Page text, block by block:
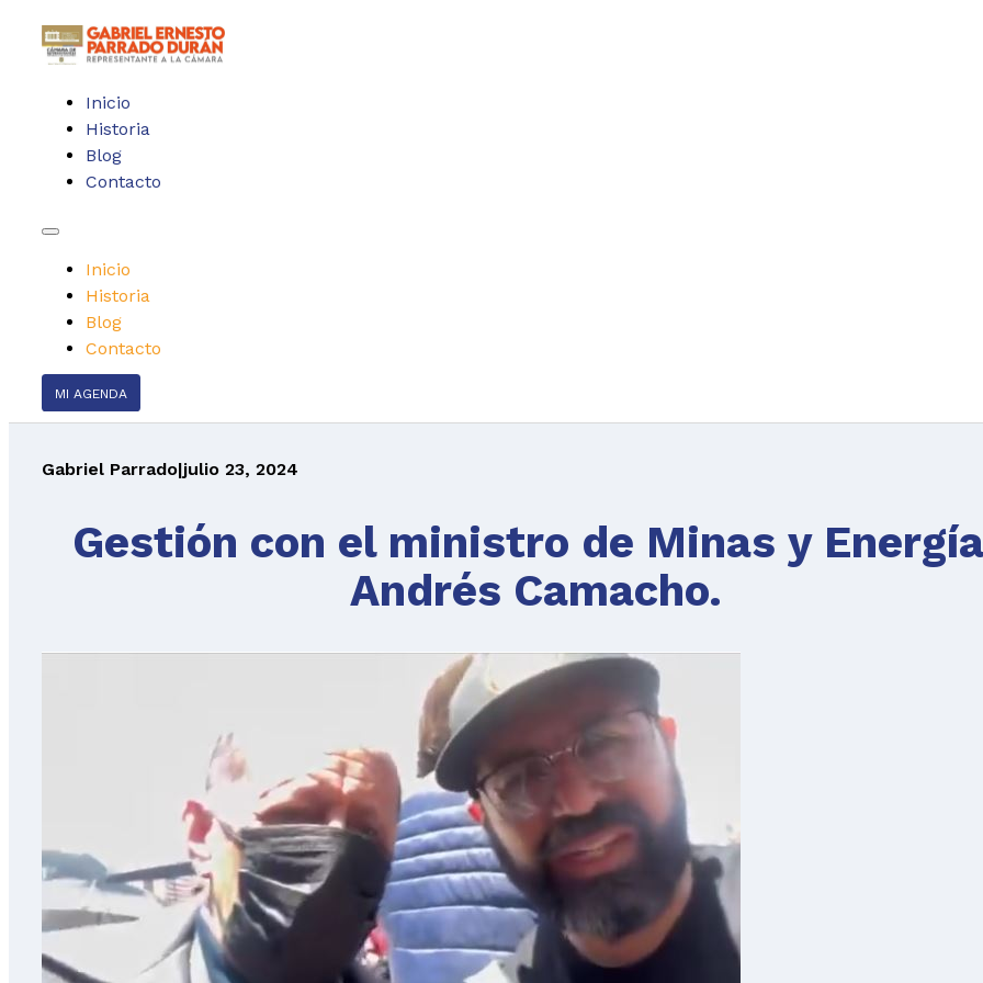
Inicio
Historia
Blog
Contacto
Inicio
Historia
Blog
Contacto
MI AGENDA
Gabriel Parrado|julio 23, 2024
Gestión con el ministro de Minas y
Andrés Camacho.